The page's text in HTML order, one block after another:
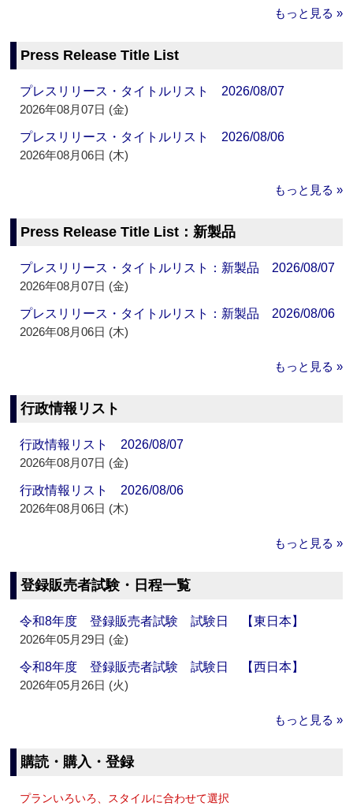
もっと見る »
Press Release Title List
プレスリリース・タイトルリスト 2026/08/07
2026年08月07日 (金)
プレスリリース・タイトルリスト 2026/08/06
2026年08月06日 (木)
もっと見る »
Press Release Title List：新製品
プレスリリース・タイトルリスト：新製品 2026/08/07
2026年08月07日 (金)
プレスリリース・タイトルリスト：新製品 2026/08/06
2026年08月06日 (木)
もっと見る »
行政情報リスト
行政情報リスト 2026/08/07
2026年08月07日 (金)
行政情報リスト 2026/08/06
2026年08月06日 (木)
もっと見る »
登録販売者試験・日程一覧
令和8年度 登録販売者試験 試験日 【東日本】
2026年05月29日 (金)
令和8年度 登録販売者試験 試験日 【西日本】
2026年05月26日 (火)
もっと見る »
購読・購入・登録
プランいろいろ、スタイルに合わせて選択